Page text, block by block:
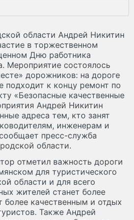
области Андрей Никитин
в торжественном
Дню работника
Мероприятие состоялось
дорожников: на дороге
подходит к концу ремонт по
«Безопасные качественные
Андрей Никитин
адреса тем, кто занят
инженерам и
пресс-служба
области.
отметил важность дороги
для туристического
области и для всего
жителей станет более
более качественным и отдых
Также Андрей